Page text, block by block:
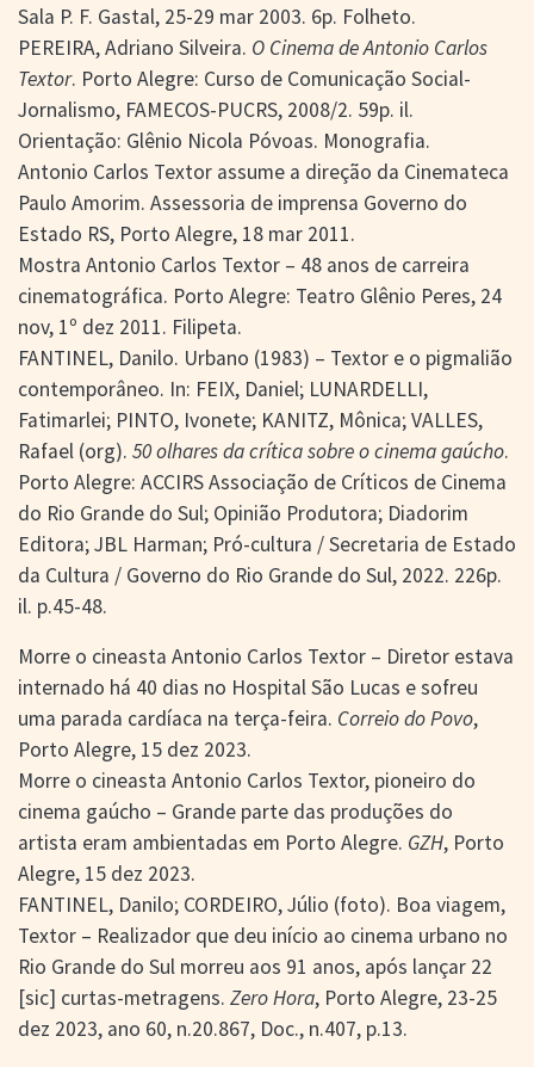
Sala P. F. Gastal, 25-29 mar 2003. 6p. Folheto.
PEREIRA, Adriano Silveira. O Cinema de Antonio Carlos
Textor. Porto Alegre: Curso de Comunicação Social-
Jornalismo, FAMECOS-PUCRS, 2008/2. 59p. il.
Orientação: Glênio Nicola Póvoas. Monografia.
Antonio Carlos Textor assume a direção da Cinemateca
Paulo Amorim. Assessoria de imprensa Governo do
Estado RS, Porto Alegre, 18 mar 2011.
Mostra Antonio Carlos Textor – 48 anos de carreira
cinematográfica. Porto Alegre: Teatro Glênio Peres, 24
nov, 1º dez 2011. Filipeta.
FANTINEL, Danilo. Urbano (1983) – Textor e o pigmalião
contemporâneo. In: FEIX, Daniel; LUNARDELLI,
Fatimarlei; PINTO, Ivonete; KANITZ, Mônica; VALLES,
Rafael (org). 50 olhares da crítica sobre o cinema gaúcho.
Porto Alegre: ACCIRS Associação de Críticos de Cinema
do Rio Grande do Sul; Opinião Produtora; Diadorim
Editora; JBL Harman; Pró-cultura / Secretaria de Estado
da Cultura / Governo do Rio Grande do Sul, 2022. 226p.
il. p.45-48.
Morre o cineasta Antonio Carlos Textor – Diretor estava
internado há 40 dias no Hospital São Lucas e sofreu
uma parada cardíaca na terça-feira. Correio do Povo,
Porto Alegre, 15 dez 2023.
Morre o cineasta Antonio Carlos Textor, pioneiro do
cinema gaúcho – Grande parte das produções do
artista eram ambientadas em Porto Alegre. GZH, Porto
Alegre, 15 dez 2023.
FANTINEL, Danilo; CORDEIRO, Júlio (foto). Boa viagem,
Textor – Realizador que deu início ao cinema urbano no
Rio Grande do Sul morreu aos 91 anos, após lançar 22
[sic] curtas-metragens. Zero Hora, Porto Alegre, 23-25
dez 2023, ano 60, n.20.867, Doc., n.407, p.13.